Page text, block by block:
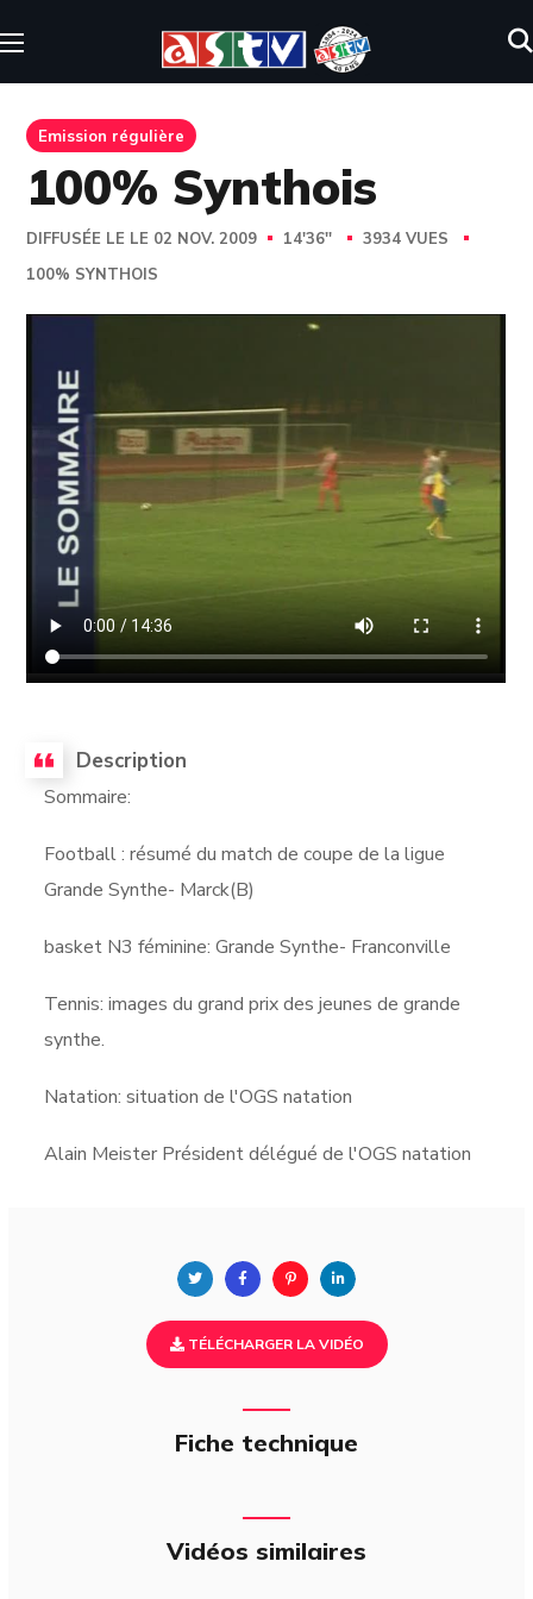
Emission régulière
100% Synthois
DIFFUSÉE LE LE 02 NOV. 2009 14'36''
3934 VUES
100% SYNTHOIS
Description
Sommaire:
Football : résumé du match de coupe de la ligue
Grande Synthe- Marck(B)
basket N3 féminine: Grande Synthe- Franconville
Tennis: images du grand prix des jeunes de grande
synthe.
Natation: situation de l'OGS natation
Alain Meister Président délégué de l'OGS natation
TÉLÉCHARGER LA VIDÉO
Fiche technique
Vidéos similaires